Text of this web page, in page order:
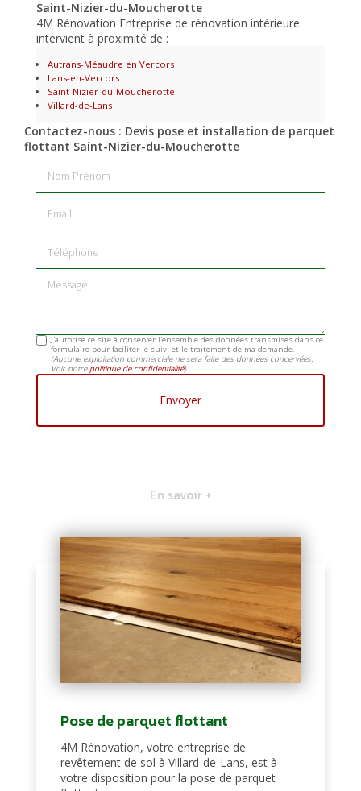
Saint-Nizier-du-Moucherotte
4M Rénovation Entreprise de rénovation intérieure
intervient à proximité de :
Autrans-Méaudre en Vercors
Lans-en-Vercors
Saint-Nizier-du-Moucherotte
Villard-de-Lans
Contactez-nous : Devis pose et installation de parquet
flottant Saint-Nizier-du-Moucherotte
Message
J'autorise ce site à conserver l'ensemble des données transmises dans ce
formulaire pour faciliter le suivi et le traitement de ma demande.
(Aucune exploitation commerciale ne sera faite des données concervées.
Voir notre politique de confidentialité)
En savoir +
Pose de parquet flottant
4M Rénovation, votre entreprise de
revêtement de sol à Villard-de-Lans, est à
votre disposition pour la pose de parquet